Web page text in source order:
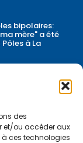
des
et/ou accéder aux
ces technologies
bipolaires:
mère" a été
à La
Phare des 2
à Nice,